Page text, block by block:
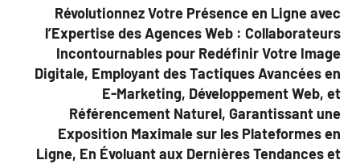
Révolutionnez Votre Présence en Ligne avec
l’Expertise des Agences Web : Collaborateurs
Incontournables pour Redéfinir Votre Image
Digitale, Employant des Tactiques Avancées en
E-Marketing, Développement Web, et
Référencement Naturel, Garantissant une
Exposition Maximale sur les Plateformes en
Ligne, En Évoluant aux Dernières Tendances et